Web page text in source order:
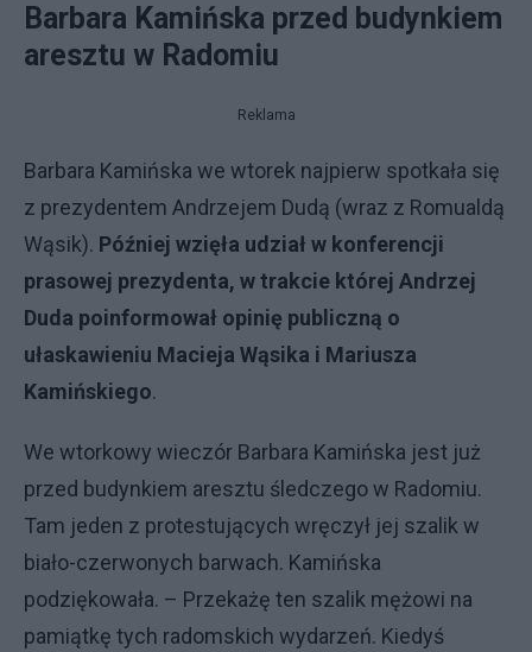
Barbara Kamińska przed budynkiem
aresztu w Radomiu
Reklama
Barbara Kamińska we wtorek najpierw spotkała się
z prezydentem Andrzejem Dudą (wraz z Romualdą
Wąsik). Później wzięła udział w konferencji
prasowej prezydenta, w trakcie której Andrzej
Duda poinformował opinię publiczną o
ułaskawieniu Macieja Wąsika i Mariusza
Kamińskiego.
We wtorkowy wieczór Barbara Kamińska jest już
przed budynkiem aresztu śledczego w Radomiu.
Tam jeden z protestujących wręczył jej szalik w
biało-czerwonych barwach. Kamińska
podziękowała. – Przekażę ten szalik mężowi na
pamiątkę tych radomskich wydarzeń. Kiedyś